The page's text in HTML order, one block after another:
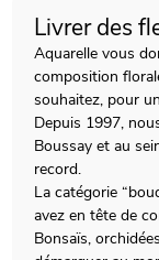
Livrer des
Aquarelle vous
composition
souhaitez, pour
Depuis 1997,
Boussay et au
record.
La catégorie
avez en tête de
Bonsaïs,